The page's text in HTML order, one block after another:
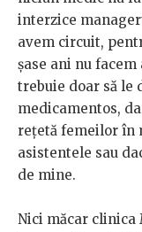
interzice
avem circuit,
șase ani nu
trebuie doar să le
medicamentos,
rețetă femeilor în
asistentele sau
de mine.
Nici măcar clinica